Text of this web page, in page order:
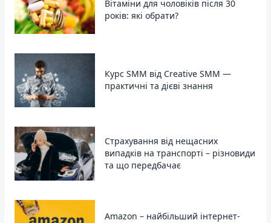
Вітаміни для чоловіків після 30
років: які обрати?
Курс SMM від Creative SMM —
практичні та дієві знання
Страхування від нещасних
випадків на транспорті – різновиди
та що передбачає
Amazon – найбільший інтернет-